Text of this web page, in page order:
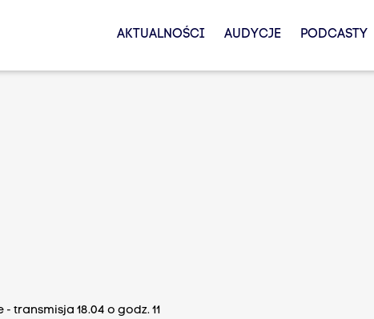
AKTUALNOŚCI AUDYCJE PODCASTY
transmisja 18.04 o godz. 11